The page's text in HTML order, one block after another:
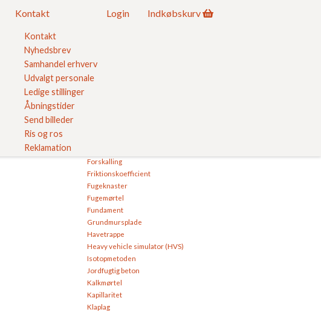
Kontakt
Kontakt
Nyhedsbrev
Samhandel erhverv
Udvalgt personale
Ledige stillinger
Åbningstider
Send billeder
Ris og ros
Reklamation
Login Indkøbskurv
Byggelinie
Cementklinker
Cementstabiliseret sand
Forskalling
Friktionskoefficient
Fugeknaster
Fugemørtel
Fundament
Grundmursplade
Havetrappe
Heavy vehicle simulator (HVS)
Isotopmetoden
Jordfugtig beton
Kalkmørtel
Kapillaritet
Klaplag